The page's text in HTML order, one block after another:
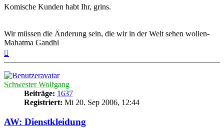
Komische Kunden habt Ihr, grins.
Wir müssen die Änderung sein, die wir in der Welt sehen wollen-
Mahatma Gandhi
Schwester Wolfgang
Beiträge: 1637
Registriert: Mi 20. Sep 2006, 12:44
AW: Dienstkleidung